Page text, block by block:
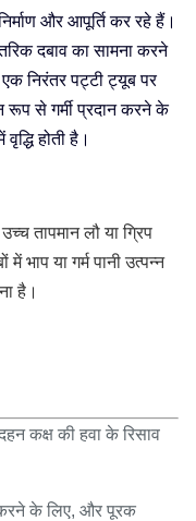
और आपूर्ति कर रहे हैं।
दबाव का सामना करने
निरंतर पट्टी ट्यूब पर
रूप से गर्मी प्रदान करने के
होती है।
तापमान लौ या ग्रिप
में भाप या गर्म पानी उत्पन्न
है।
कक्ष की हवा के रिसाव
के लिए, और पूरक